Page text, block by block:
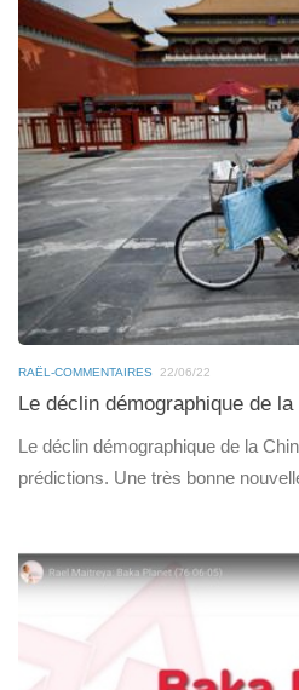
RAËL-COMMENTAIRES 22/06/22
Le déclin démographique de
Le déclin démographique de la
prédictions. Une très bonne